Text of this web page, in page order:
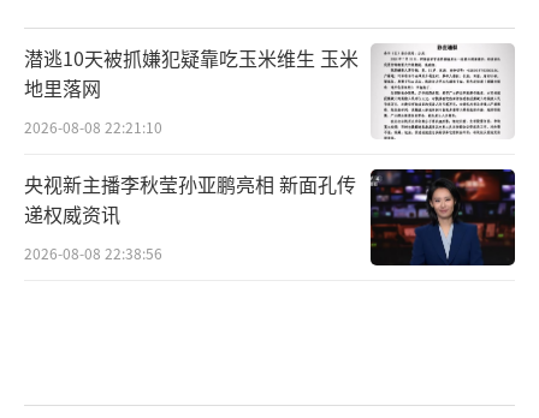
潜逃10天被抓嫌犯疑靠吃玉米维生 玉米
地里落网
2026-08-08 22:21:10
央视新主播李秋莹孙亚鹏亮相 新面孔传
递权威资讯
2026-08-08 22:38:56